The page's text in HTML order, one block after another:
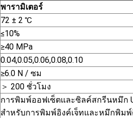
พารามิเตอร์
72 ± 2 ℃
≤10%
≥40 MPa
0.04,0.05,0.06,0.08,0.10
≥6.0 N / ซม
＞ 200 ชั่วโมง
การพิมพ์ออฟเซ็ตและซิลค์สกรีนหมึก
สำหรับการพิมพ์อิงค์เจ็ทและหมึกพิม